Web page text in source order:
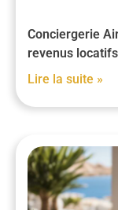
Conciergerie
revenus locatifs
Lire la suite »